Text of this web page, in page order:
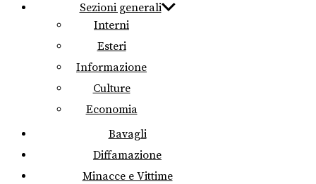
Sezioni generali
Interni
Esteri
Informazione
Culture
Economia
Bavagli
Diffamazione
Minacce e Vittime